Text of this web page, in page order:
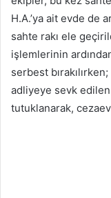
H.A.’ya ait evde de
sahte rakı ele
işlemlerinin
serbest
adliyeye sevk edilen
tutuklanarak,